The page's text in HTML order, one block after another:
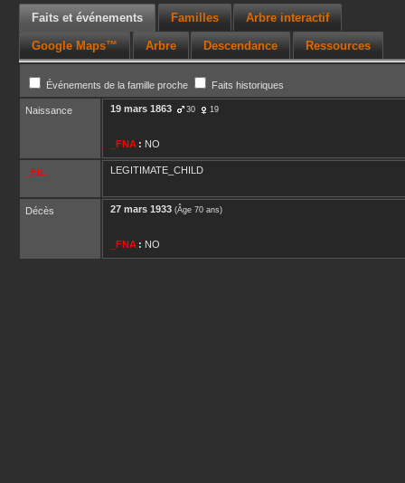
Faits et événements Familles Arbre interactif
Google Maps™ Arbre Descendance Ressources
Événements de la famille proche Faits historiques
Naissance 19 mars 1863 30 19
_FNA : NO
_FIL LEGITIMATE_CHILD
Décès 27 mars 1933 (Âge 70 ans)
_FNA : NO